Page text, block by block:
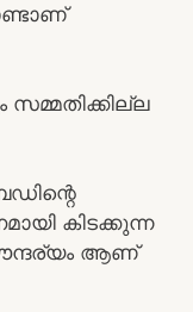
സമ്മതിക്കില്ല
കിടക്കുന്ന
ആണ്